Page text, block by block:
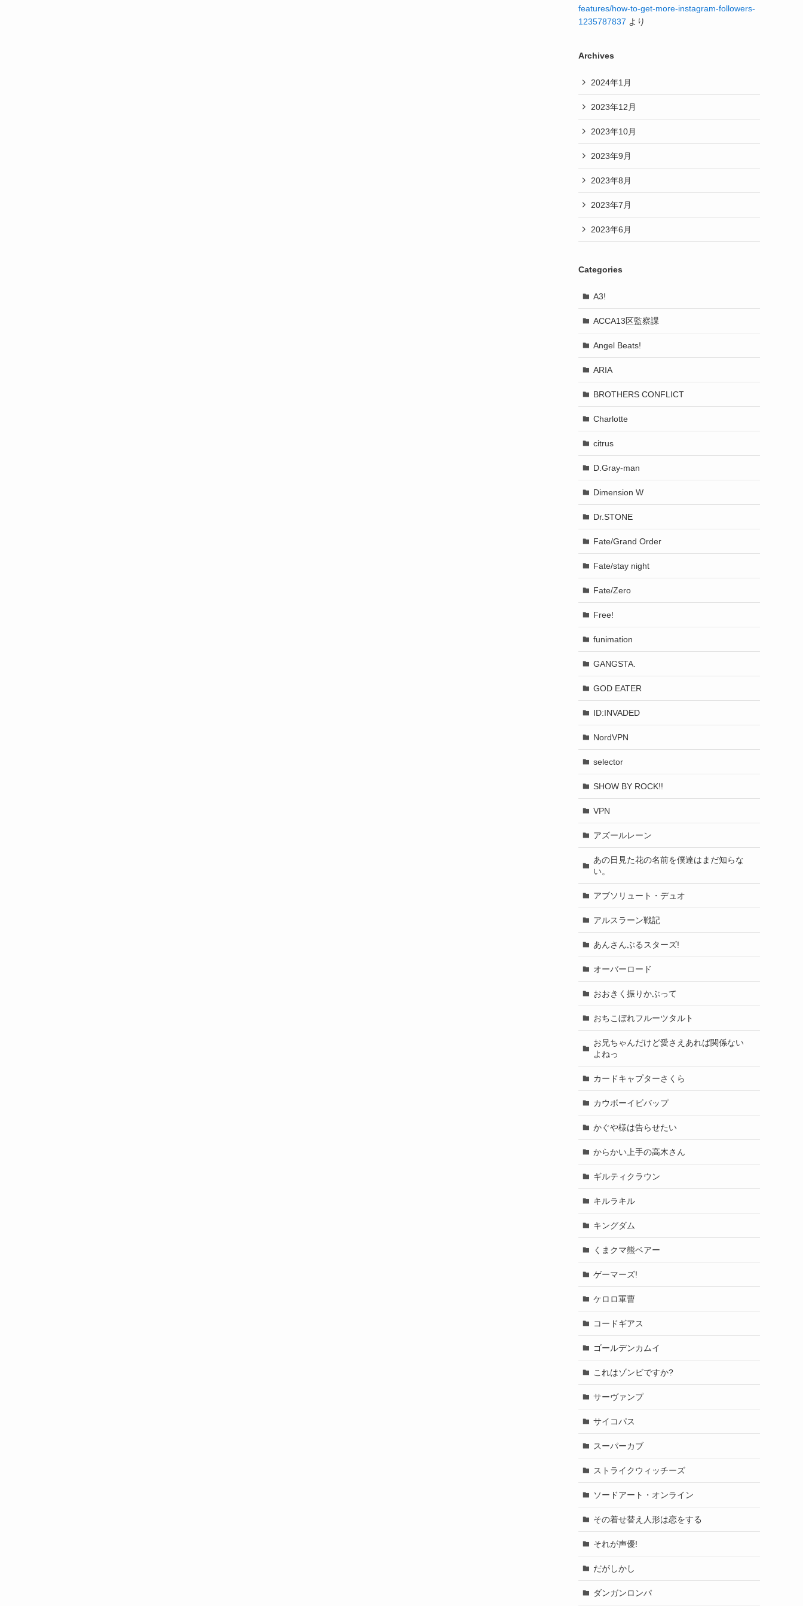
features/how-to-get-more-instagram-followers-
1235787837 より
Archives
2024年1月
2023年12月
2023年10月
2023年9月
2023年8月
2023年7月
2023年6月
Categories
A3!
ACCA13区監察課
Angel Beats!
ARIA
BROTHERS CONFLICT
Charlotte
citrus
D.Gray-man
Dimension W
Dr.STONE
Fate/Grand Order
Fate/stay night
Fate/Zero
Free!
funimation
GANGSTA.
GOD EATER
ID:INVADED
NordVPN
selector
SHOW BY ROCK!!
VPN
アズールレーン
あの日見た花の名前を僕達はまだ知らな
い。
アブソリュート・デュオ
アルスラーン戦記
あんさんぶるスターズ!
オーバーロード
おおきく振りかぶって
おちこぼれフルーツタルト
お兄ちゃんだけど愛さえあれば関係ない
よねっ
カードキャプターさくら
カウボーイビバップ
かぐや様は告らせたい
からかい上手の高木さん
ギルティクラウン
キルラキル
キングダム
くまクマ熊ベアー
ゲーマーズ!
ケロロ軍曹
コードギアス
ゴールデンカムイ
これはゾンビですか?
サーヴァンプ
サイコパス
スーパーカブ
ストライクウィッチーズ
ソードアート・オンライン
その着せ替え人形は恋をする
それが声優!
だがしかし
ダンガンロンパ